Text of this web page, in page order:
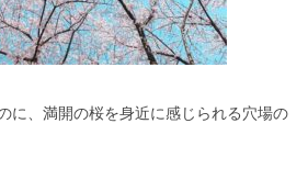
に、満開の桜を身近に感じられる穴場の